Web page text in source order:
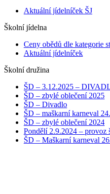
Aktuální jídelníček ŠJ
Školní jídelna
Ceny obědů dle kategorie
Aktuální jídelníček
Školní družina
ŠD – 3.12.2025 –
ŠD – zbylé oblečení 2025
ŠD – Divadlo
ŠD – maškarní karneval
ŠD – zbylé oblečení 2024
Pondělí 2.9.2024 – provoz
ŠD – Maškarní karneval